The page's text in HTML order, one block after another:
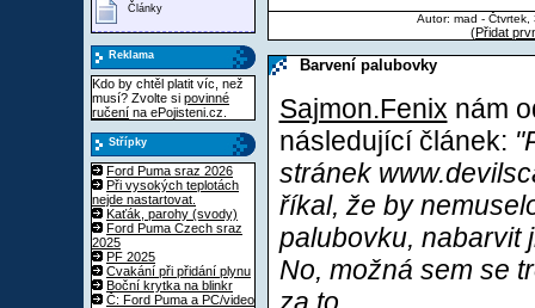
Články
Reklama
Kdo by chtěl platit víc, než
musí? Zvolte si povinné
ručení na ePojisteni.cz.
Střípky
Ford Puma sraz 2026
Při vysokých teplotách
nejde nastartovat.
Kaťák, parohy (svody)
Ford Puma Czech sraz
2025
PF 2025
Cvakání při přidání plynu
Boční krytka na blinkr
Č: Ford Puma a PC/video
Autor: mad -
(Přidat
Barvení palubovky
Sajmon.Fenix nám
následující článek:
stránek
říkal, že by
palubovku, nabarvit
No, možná sem se